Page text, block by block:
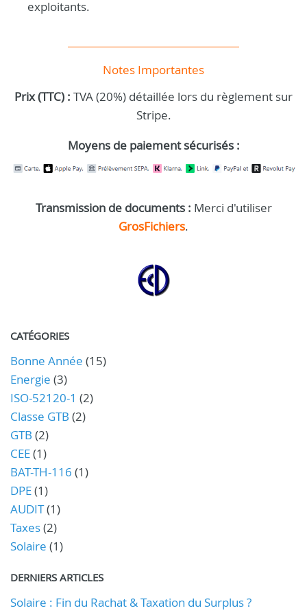
exploitants.
Notes Importantes
Prix (TTC) : TVA (20%) détaillée lors du règlement sur
Stripe.
Moyens de paiement sécurisés :
Transmission de documents : Merci d'utiliser
GrosFichiers.
CATÉGORIES
Bonne Année (15)
Energie (3)
ISO-52120-1 (2)
Classe GTB (2)
GTB (2)
CEE(1)
BAT-TH-116 (1)
DPE(1)
AUDIT(1)
Taxes(2)
Solaire (1)
DERNIERS ARTICLES
Solaire : Fin du Rachat & Taxation du Surplus ?